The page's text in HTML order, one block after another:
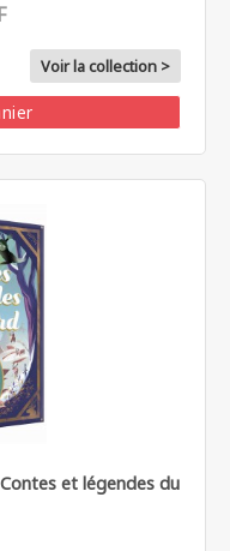
Voir la collection >
et légendes du